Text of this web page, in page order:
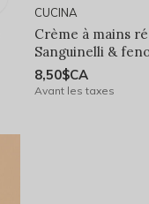
CUCINA
Crème à mains
Sanguinelli &
8,50$CA
Avant les taxes